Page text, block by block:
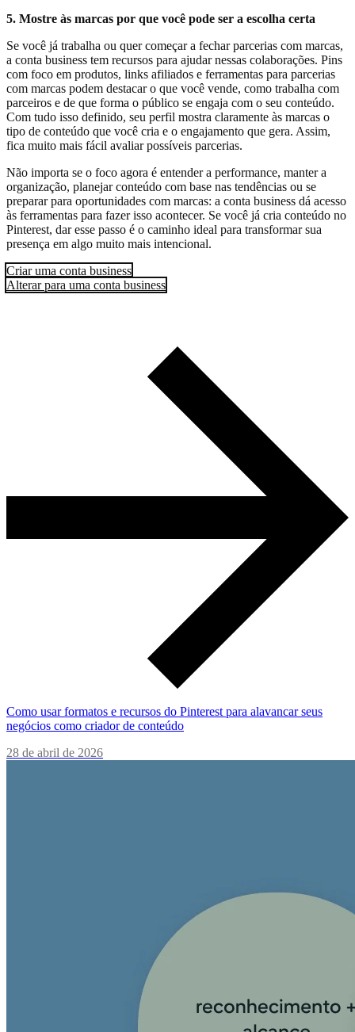
5. Mostre às marcas por que você pode ser a escolha certa
Se você já trabalha ou quer começar a fechar parcerias com marcas,
a conta business tem recursos para ajudar nessas colaborações. Pins
com foco em produtos, links afiliados e ferramentas para parcerias
com marcas podem destacar o que você vende, como trabalha com
parceiros e de que forma o público se engaja com o seu conteúdo.
Com tudo isso definido, seu perfil mostra claramente às marcas o
tipo de conteúdo que você cria e o engajamento que gera. Assim,
fica muito mais fácil avaliar possíveis parcerias.
Não importa se o foco agora é entender a performance, manter a
organização, planejar conteúdo com base nas tendências ou se
preparar para oportunidades com marcas: a conta business dá acesso
às ferramentas para fazer isso acontecer. Se você já cria conteúdo no
Pinterest, dar esse passo é o caminho ideal para transformar sua
presença em algo muito mais intencional.
Criar uma conta business
Alterar para uma conta business
Como usar formatos e recursos do Pinterest para alavancar seus
negócios como criador de conteúdo
28 de abril de 2026